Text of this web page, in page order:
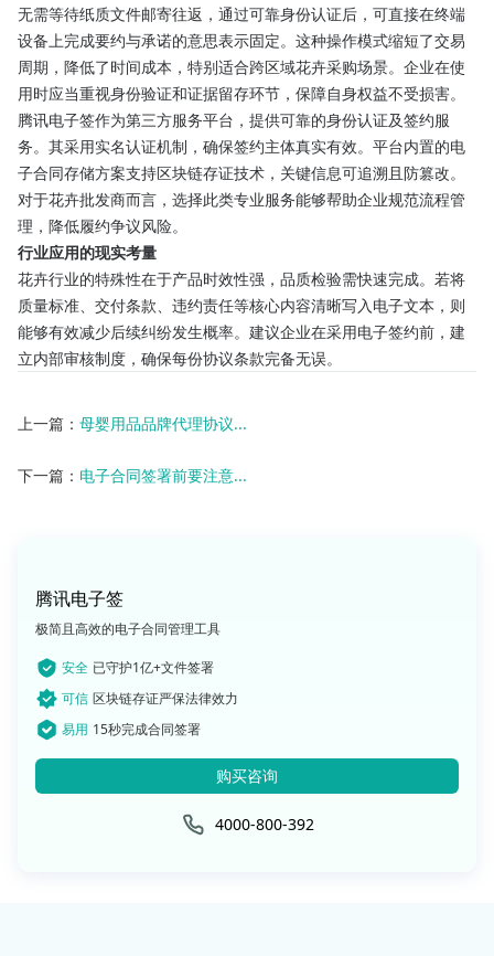
无需等待纸质文件邮寄往返，通过可靠身份认证后，可直接在终端
设备上完成要约与承诺的意思表示固定。这种操作模式缩短了交易
周期，降低了时间成本，特别适合跨区域花卉采购场景。企业在使
用时应当重视身份验证和证据留存环节，保障自身权益不受损害。
腾讯电子签作为第三方服务平台，提供可靠的身份认证及签约服
务。其采用实名认证机制，确保签约主体真实有效。平台内置的电
子合同存储方案支持区块链存证技术，关键信息可追溯且防篡改。
对于花卉批发商而言，选择此类专业服务能够帮助企业规范流程管
理，降低履约争议风险。
行业应用的现实考量
花卉行业的特殊性在于产品时效性强，品质检验需快速完成。若将
质量标准、交付条款、违约责任等核心内容清晰写入电子文本，则
能够有效减少后续纠纷发生概率。建议企业在采用电子签约前，建
立内部审核制度，确保每份协议条款完备无误。
上一篇： 母婴用品品牌代理协议...
下一篇： 电子合同签署前要注意...
腾讯电子签
极简且高效的电子合同管理工具
安全 已守护1亿+文件签署
可信 区块链存证严保法律效力
易用 15秒完成合同签署
购买咨询
4000-800-392